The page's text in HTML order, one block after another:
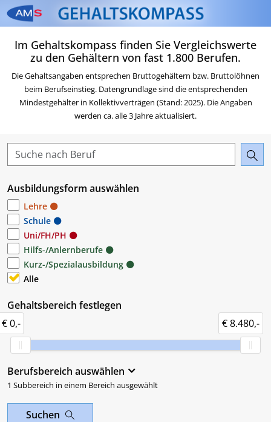
Zum Inhalt springen
Zum Navigationsmenü
Zur Suche springen
Zur Footer springen
Zum Das Portal des AMS
Beruf & Karriere springen
Im Gehaltskompass finden Sie Vergleichswerte
zu den Gehältern von fast 1.800 Berufen.
Die Gehaltsangaben entsprechen Bruttogehältern bzw. Bruttolöhnen
beim Berufseinstieg. Datengrundlage sind die entsprechenden
Mindestgehälter in Kollektivverträgen (Stand: 2025). Die Angaben
werden ca. alle 3 Jahre aktualisiert.
Ausbildungsform auswählen
Lehre
Schule
Uni/FH/PH
Hilfs-/Anlernberufe
Kurz-/Spezialausbildung
Alle
Gehaltsbereich festlegen
€ 0,-
€ 8.480,-
Berufsbereich auswählen
1 Subbereich in einem Bereich ausgewählt
Suchen